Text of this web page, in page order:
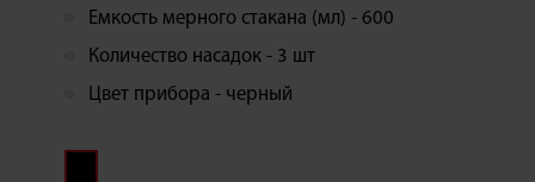
Емкость мерного стакана (мл) - 600
Количество насадок - 3 шт
Цвет прибора - черный